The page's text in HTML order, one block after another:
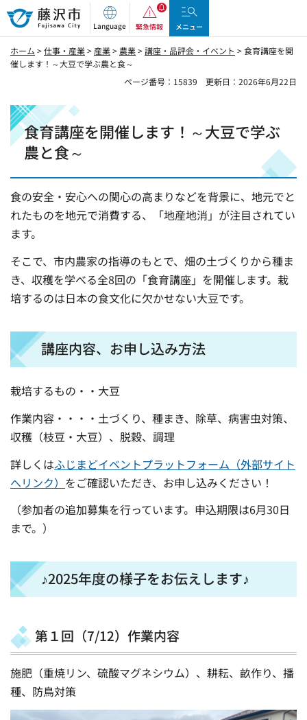
藤沢市
Language 緊急情報 メニュー
ホーム >仕事・産業> 産業> 農業>講座・品評会・イベント > 食育講座を開
催します！～大豆で学ぶ農と食～
ページ番号：15839
更新日：2026年6月22日
食育講座を開催します！～大豆で学ぶ
農と食～
食の安全・安心への関心の高まりなどを背景に、地元でと
れたものを地元で消費する、「地産地消」が注目されてい
ます。
そこで、市内農家の指導のもとで、畑の土づくりから種ま
き、収穫を学べる全8回の「食育講座」を開催します。栽
培するのは日本の食文化に欠かせない大豆です。
講座内容、お申し込み方法
栽培するもの・・大豆
作業内容・・・・土づくり、種まき、除草、病害虫対策、
収穫（枝豆・大豆）、脱穀、調理
詳しくはふじまどイベントプラットフォーム（外部サイト
へリンク） をご確認いただき、お申し込みください！
（参加者の追加募集を行っています。申込期限は6月30日
まで。）
♪2025年度の様子をお伝えします♪
第１回（7/12）作業内容
施肥（重焼リン、硫酸マグネシウム）、耕耘、畝作り、播
種、防鳥対策